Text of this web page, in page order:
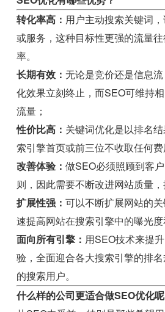
转化率高： 用户主动搜索关键词
或服务，这种目标性更强的流量
率。
长期有效：无论是竞价还是信息
化效果立刻终止，而SEO可维持
流量；
性价比高： 关键词优化是以排名
索引擎首页或前三位不收取任何费
改善体验：做SEO必须照顾到客
则，因此需要不断改进网站质量，
扩展性强：可以不断扩展网站的
速提高网站在搜索引擎中的曝光度
面向所有引擎： 用SEO技术来提
验，全面迎合各大搜索引擎的排
的搜索用户。
什么样的公司更适合做SEO优化